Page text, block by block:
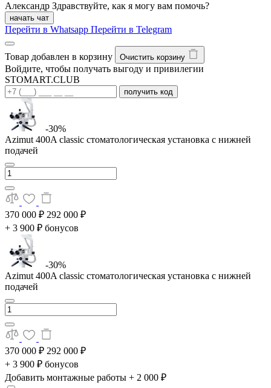
Александр Здравствуйте, как я могу вам помочь?
начать чат
Перейти в Whatsapp Перейти в Telegram
Товар добавлен в корзину Очистить корзину
Войдите, чтобы получать выгоду и привилегии
STOMART.CLUB
получить код
-30%
Azimut 400A classic стоматологическая установка с нижней
подачей
370 000 ₽ 292 000 ₽
+ 3 900 ₽ бонусов
-30%
Azimut 400A classic стоматологическая установка с нижней
подачей
370 000 ₽ 292 000 ₽
+ 3 900 ₽ бонусов
Добавить монтажные работы + 2 000 ₽